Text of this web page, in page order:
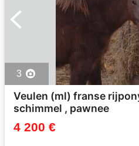
3
Veulen (ml) franse
schimmel , pawnee
4 200 €